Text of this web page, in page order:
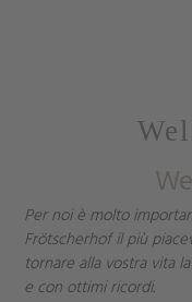
Per noi è molto
Frötscherhof il più
tornare alla vostra vita
e con ottimi ricordi.